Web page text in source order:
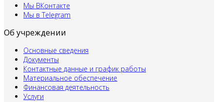
Мы ВКонтакте
Мы в Telegram
Об учреждении
Основные сведения
Документы
Контактные данные и график работы
Материальное обеспечение
Финансовая деятельность
Услуги